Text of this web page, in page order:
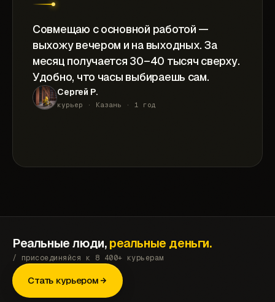
Совмещаю с основной работой —
выхожу вечером и на выходных. За
месяц получается 30–40 тысяч сверху.
Удобно, что часы выбираешь сам.
Сергей Р.
курьер · Казань · 1 год
Реальные люди,реальные деньги.
/ присоединяйся к 8 400+ курьерам
Стать курьером